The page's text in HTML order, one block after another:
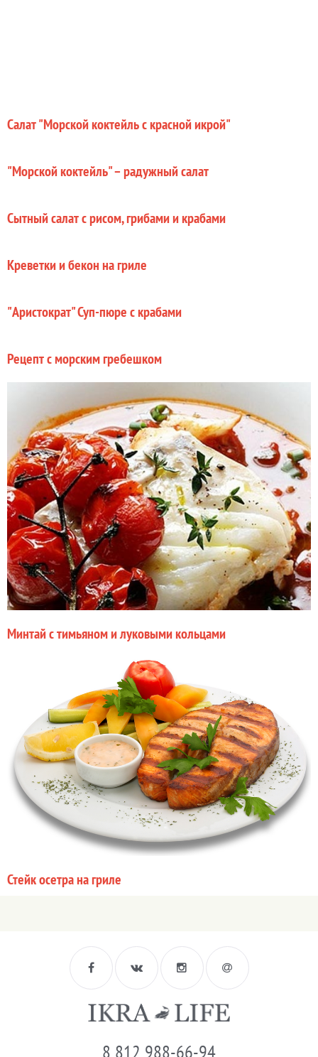
Салат "Морской коктейль с красной икрой"
"Морской коктейль" – радужный салат
Сытный салат с рисом, грибами и крабами
Креветки и бекон на гриле
"Аристократ" Суп-пюре с крабами
Рецепт с морским гребешком
Минтай с тимьяном и луковыми кольцами
Стейк осетра на гриле
8 812 988-66-94